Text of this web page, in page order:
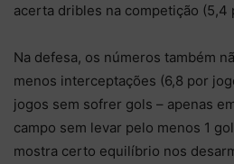
acerta dribles na competição (5,4
Na defesa, os números também
menos interceptações (6,8 por
jogos sem sofrer gols – apenas
campo sem levar pelo menos 1
mostra certo equilíbrio nos